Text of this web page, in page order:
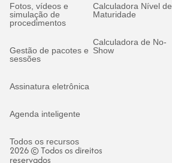
Fotos, vídeos e
simulação de
procedimentos
Gestão de pacotes e
sessões
Assinatura eletrônica
Agenda inteligente
Todos os recursos
Calculadora Nível de
Maturidade
Calculadora de No-
Show
2026 © Todos os direitos
reservados